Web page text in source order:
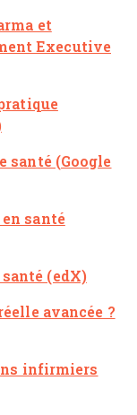
et
Executive
santé (Google
santé
(edX)
avancée ?
infirmiers